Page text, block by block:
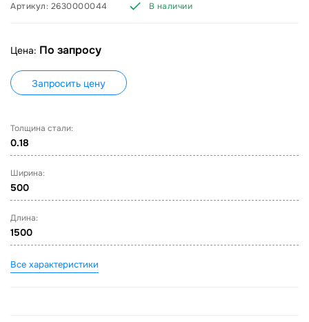
Артикул: 2630000044 В наличии
Цена: По запросу
Запросить цену
Толщина стали:
0.18
Ширина:
500
Длина:
1500
Все характеристики